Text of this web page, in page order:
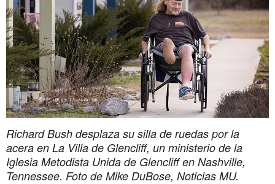
Richard Bush desplaza su silla de ruedas por la
acera en La Villa de Glencliff, un ministerio de la
Iglesia Metodista Unida de Glencliff en Nashville,
Tennessee. Foto de Mike DuBose, Noticias MU.